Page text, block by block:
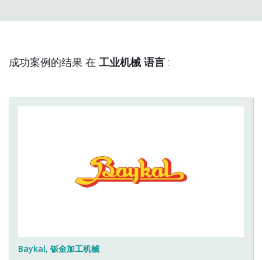
成功案例的结果 在 工业机械 语言 :
Baykal, 钣金加工机械